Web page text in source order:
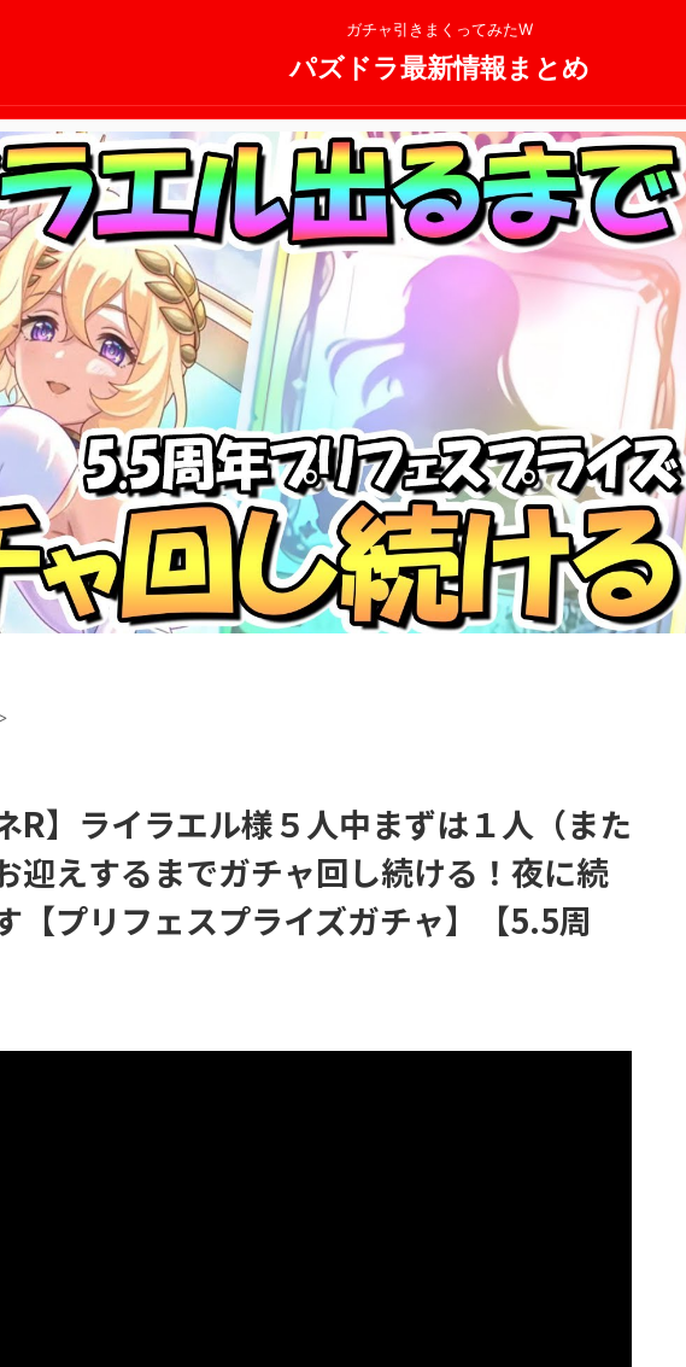
ガチャ引きまくってみたW
パズドラ最新情報まとめ
>
R】ライラエル様５人中まずは１人（また
迎えするまでガチャ回し続ける！夜に続
【プリフェスプライズガチャ】【5.5周
2025/11/13 2025/11/13